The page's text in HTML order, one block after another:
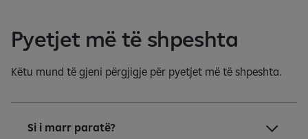
Pyetjet më të shpeshta
Këtu mund të gjeni përgjigje për pyetjet më të shpeshta.
Si i marr paratë?